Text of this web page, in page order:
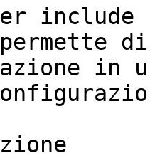
permette
in